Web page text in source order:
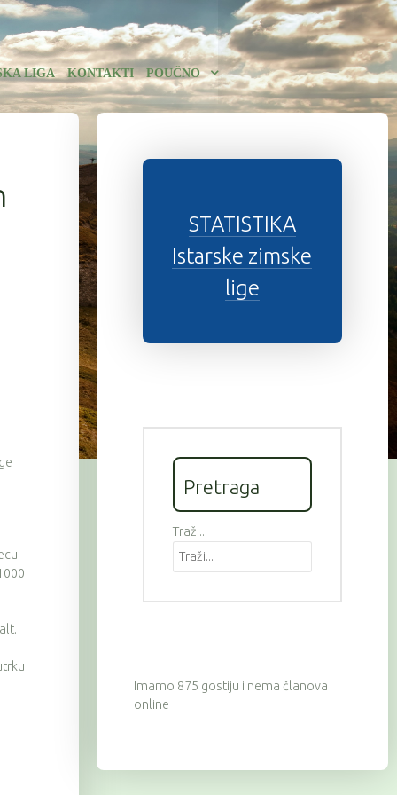
LIGA KONTAKTI POUČNO
STATISTIKA
Istarske zimske
lige
Pretraga
Traži...
Imamo 875 gostiju i nema članova
online